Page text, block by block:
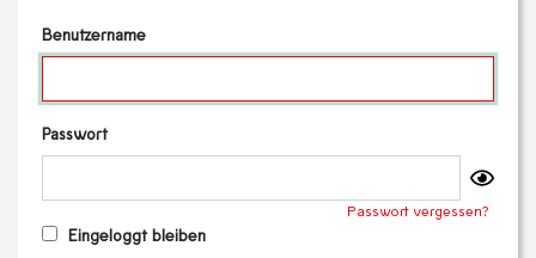
Benutzername
Passwort
Passwort vergessen?
Eingeloggt bleiben